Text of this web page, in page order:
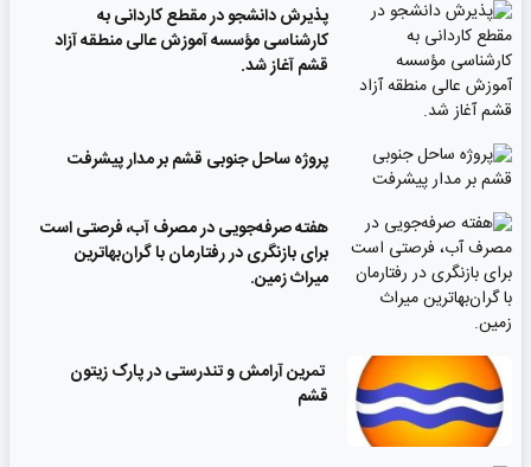
پذیرش دانشجو در مقطع کاردانی به
کارشناسی مؤسسه آموزش عالی منطقه آزاد
قشم آغاز شد.
پروژه ساحل جنوبی قشم بر مدار پیشرفت
‌هفته صرفه‌جویی در مصرف آب، فرصتی است
برای بازنگری در رفتارمان با گران‌بهاترین
میراث زمین.
تمرین آرامش و تندرستی در پارک زیتون
قشم